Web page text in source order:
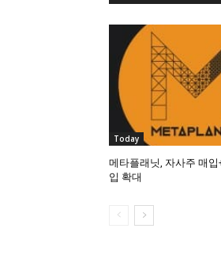
Today
메타플래닛, 자사주 매입
입 확대